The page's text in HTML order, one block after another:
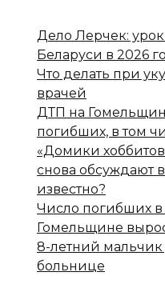
Дело Лерчек:
Беларуси в 2026
Что делать при
врачей
ДТП на
погибших, в том
«Домики
снова обсуждают
известно?
Число погибших в
Гомельщине
8-летний мальчик
больнице